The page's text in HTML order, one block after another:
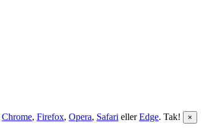
Chrome, Firefox, Opera, Safari ellerEdge. Tak! ×